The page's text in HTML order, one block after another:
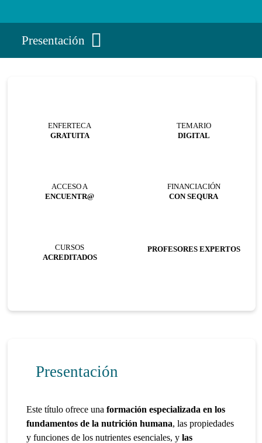
Presentación
ENFERTECA
GRATUITA
TEMARIO
DIGITAL
ACCESO A
ENCUENTR@
FINANCIACIÓN
CON SEQURA
CURSOS
ACREDITADOS
PROFESORES EXPERTOS
Presentación
Este título ofrece una formación especializada en los
fundamentos de la nutrición humana, las propiedades
y funciones de los nutrientes esenciales, ylas